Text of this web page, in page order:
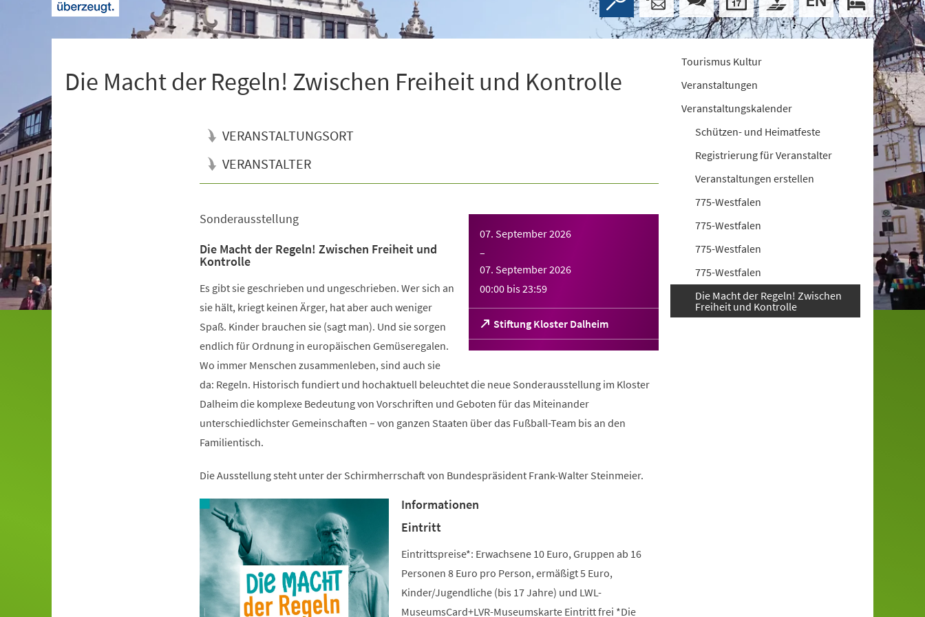
Die Macht der Regeln! Zwischen Freiheit und Kontrolle
VERANSTALTUNGSORT
VERANSTALTER
07. September 2026
–
07. September 2026
00:00 bis23:59
Stiftung Kloster Dalheim
(Öffnet
in
einem
Sonderausstellung
Die Macht der Regeln! Zwischen Freiheit und
Kontrolle
Es gibt sie geschrieben und ungeschrieben. Wer sich an
sie hält, kriegt keinen Ärger, hat aber auch weniger
Spaß. Kinder brauchen sie (sagt man). Und sie sorgen
endlich für Ordnung in europäischen Gemüseregalen.
Wo immer Menschen zusammenleben, sind auch sie
da: Regeln. Historisch fundiert und hochaktuell beleuchtet die neue Sonderausstellung im Kloster
Dalheim die komplexe Bedeutung von Vorschriften und Geboten für das Miteinander
unterschiedlichster Gemeinschaften – von ganzen Staaten über das Fußball-Team bis an den
Familientisch.
Die Ausstellung steht unter der Schirmherrschaft von Bundespräsident Frank-Walter Steinmeier.
Informationen
Eintritt
Eintrittspreise*: Erwachsene 10 Euro, Gruppen ab 16
Personen 8 Euro pro Person, ermäßigt 5 Euro,
Kinder/Jugendliche (bis 17 Jahre) und LWL-
MuseumsCard+LVR-Museumskarte Eintritt frei *Die
Tourismus Kultur
Veranstaltungen
Veranstaltungskalender
Schützen- und Heimatfeste
Registrierung für Veranstalter
Veranstaltungen erstellen
775-Westfalen
775-Westfalen
775-Westfalen
775-Westfalen
Die Macht der Regeln! Zwischen
Freiheit und Kontrolle